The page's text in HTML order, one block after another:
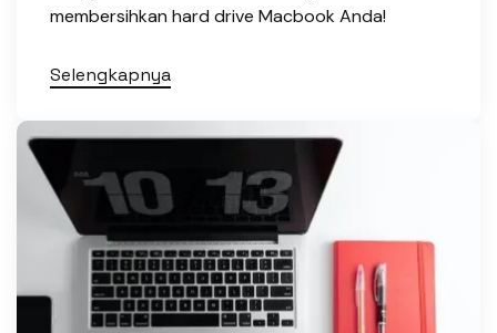
membersihkan hard drive Macbook Anda!
Selengkapnya